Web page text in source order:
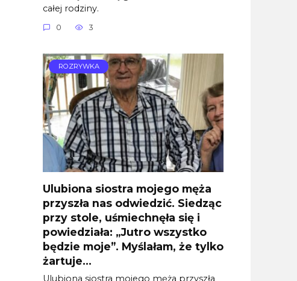
całej rodziny.
0 3
ROZRYWKA
Ulubiona siostra mojego męża
przyszła nas odwiedzić. Siedząc
przy stole, uśmiechnęła się i
powiedziała: „Jutro wszystko
będzie moje”. Myślałam, że tylko
żartuje…
Ulubiona siostra mojego męża przyszła